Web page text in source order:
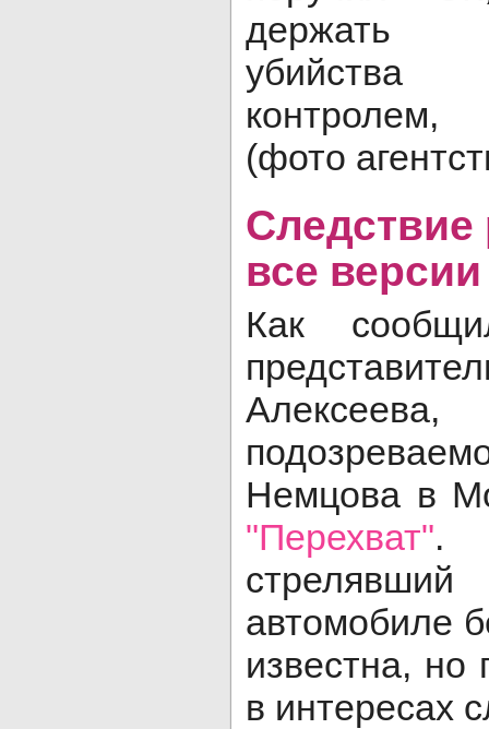
держать
(фото
Следствие
все версии
Как
Немцова в
"Перехват".
автомобиле
известна, но
в интересах